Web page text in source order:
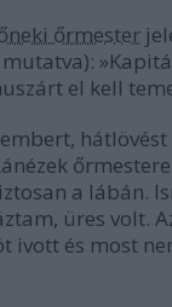
őrmester
el kell
a lábán.
üres volt.
ivott és most